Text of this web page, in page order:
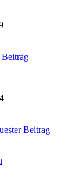
Beitrag
Beitrag